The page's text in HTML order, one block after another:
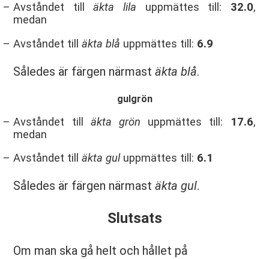
Avståndet tilläkta lila uppmättes till: 32.0,
medan
Avståndet tilläkta blå uppmättes till: 6.9
Således är färgen närmastäkta blå.
gulgrön
Avståndet till äkta grön uppmättes till: 17.6,
medan
Avståndet tilläkta guluppmättes till: 6.1
Således är färgen närmastäkta gul.
Slutsats
Om man ska gå helt och hållet på